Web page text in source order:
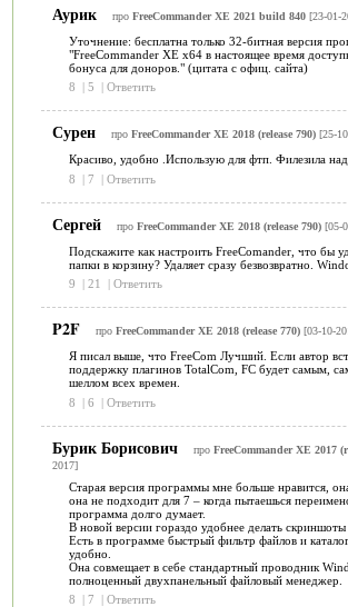
Аурик про FreeCommander XE 2021 build 840[23-01-
Уточнение: бесплатна только 32-битная версия
"FreeCommander XE x64 в настоящее время
бонуса для доноров." (цитата с офиц. сайта)
8
| 5 | Ответить
Сурен про FreeCommander XE 2018 (release 790)[25-
Красиво, удобно .Использую для фтп. Филезила
8
| 7 | Ответить
Сергей про FreeCommander XE 2018 (release 790)[05-
Подскажите как настроить FreeComander, что бы
папки в корзину? Удаляет сразу безвозвратно.
9
| 21 | Ответить
P2F про FreeCommander XE 2018 (release 770)[03-10-
Я писал выше, что FreeCom Лучший. Если автор
поддержку плагинов TotalCom, FC будет самым,
шеллом всех времен.
8
| 6 | Ответить
Бурик Борисович про FreeCommander XE 2017
2017]
Старая версия программы мне больше нравится,
она не подходит для 7 – когда пытаешься
программа долго думает.
В новой версии гораздо удобнее делать скриншоты
Есть в программе быстрый фильтр файлов и
удобно.
Она совмещает в себе стандартный проводник
полноценный двухпанельный файловый менеджер.
8
| 7 | Ответить